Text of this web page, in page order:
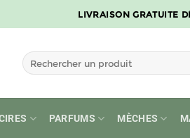
LIVRAISON GRATUITE
Recherche
pour :
PARFUMS MÈCHES